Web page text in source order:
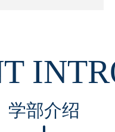
学部介绍